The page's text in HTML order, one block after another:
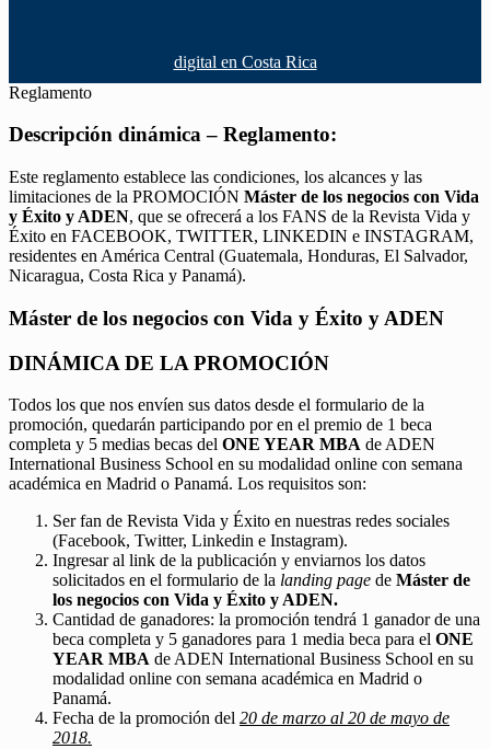
digital en Costa Rica
Reglamento
Descripción dinámica – Reglamento:
Este reglamento establece las condiciones, los alcances y las
limitaciones de la PROMOCIÓN Máster de los negocios con Vida
y Éxito y ADEN, que se ofrecerá a los FANS de la Revista Vida y
Éxito en FACEBOOK, TWITTER, LINKEDIN e INSTAGRAM,
residentes en América Central (Guatemala, Honduras, El Salvador,
Nicaragua, Costa Rica y Panamá).
Máster de los negocios con Vida y Éxito y ADEN
DINÁMICA DE LA PROMOCIÓN
Todos los que nos envíen sus datos desde el formulario de la
promoción, quedarán participando por en el premio de 1 beca
completa y 5 medias becas del ONE YEAR MBA de ADEN
International Business School en su modalidad online con semana
académica en Madrid o Panamá. Los requisitos son:
Ser fan de Revista Vida y Éxito en nuestras redes sociales
(Facebook, Twitter, Linkedin e Instagram).
Ingresar al link de la publicación y enviarnos los datos
solicitados en el formulario de la landing page de Máster de
los negocios con Vida y Éxito y ADEN.
Cantidad de ganadores: la promoción tendrá 1 ganador de una
beca completa y 5 ganadores para 1 media beca para el ONE
YEAR MBA de ADEN International Business School en su
modalidad online con semana académica en Madrid o
Panamá.
Fecha de la promoción del 20 de marzo al 20 de mayo de
2018.